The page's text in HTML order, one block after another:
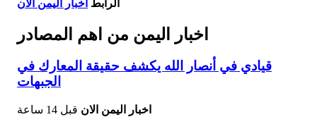
الرابط اخبار اليمن الان
اخبار اليمن من اهم المصادر
قيادي في أنصار الله يكشف حقيقة المعارك في
الجبهات
اخبار اليمن الان قبل 14 ساعة